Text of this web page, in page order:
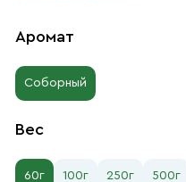
Аромат
Соборный
Вес
60г 100г 250г 500г